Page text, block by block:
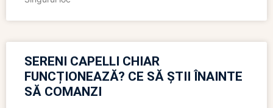
SERENI CAPELLI CHIAR
FUNCȚIONEAZĂ? CE SĂ ȘTII ÎNAINTE
SĂ COMANZI